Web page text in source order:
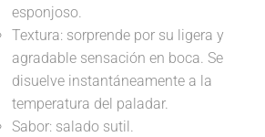
esponjoso.
Textura: sorprende por su ligera y
agradable sensación en boca. Se
disuelve instantáneamente a la
temperatura del paladar.
Sabor: salado sutil.